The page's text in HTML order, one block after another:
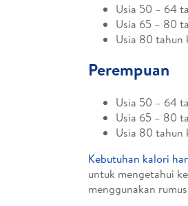
Usia 50 – 64
Usia 65 – 80
Usia 80 tahun
Perempuan
Usia 50 – 64
Usia 65 – 80
Usia 80 tahun
Kebutuhan kalori
untuk mengetahui
menggunakan